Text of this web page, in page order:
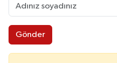
Gönder